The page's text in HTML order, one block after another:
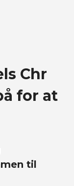
Chr
for at
til